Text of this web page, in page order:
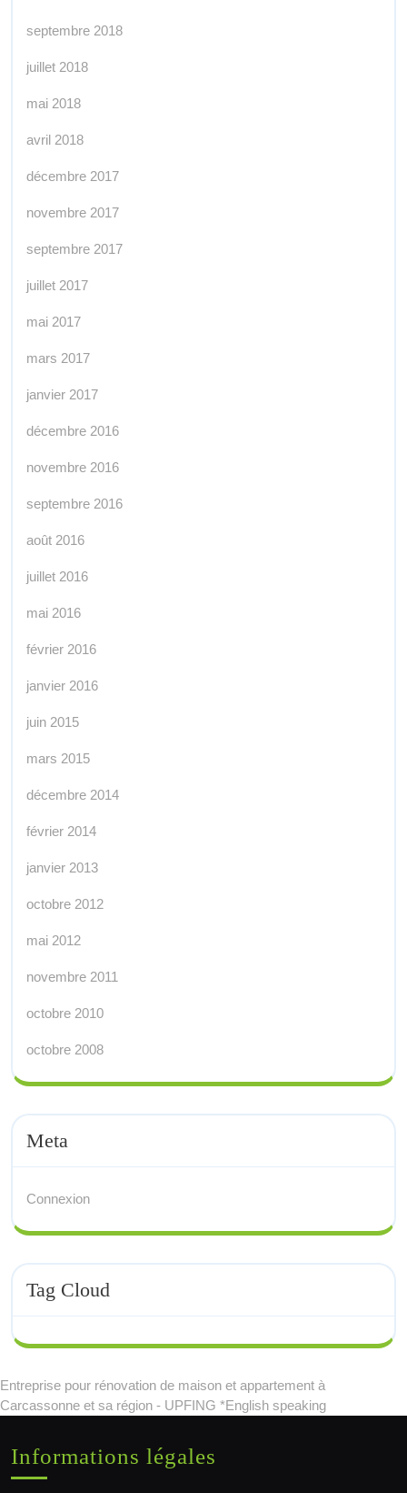
septembre 2018
juillet 2018
mai 2018
avril 2018
décembre 2017
novembre 2017
septembre 2017
juillet 2017
mai 2017
mars 2017
janvier 2017
décembre 2016
novembre 2016
septembre 2016
août 2016
juillet 2016
mai 2016
février 2016
janvier 2016
juin 2015
mars 2015
décembre 2014
février 2014
janvier 2013
octobre 2012
mai 2012
novembre 2011
octobre 2010
octobre 2008
Meta
Connexion
Tag Cloud
Entreprise pour rénovation de maison et appartement à
Carcassonne et sa région - UPFING *English speaking
Informations légales